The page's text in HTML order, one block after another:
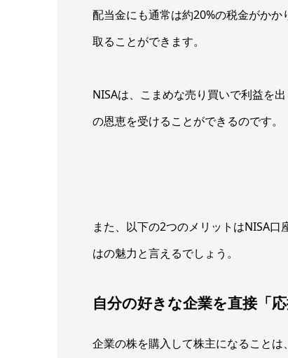
配当金にも通常は約20%の税金がか
取ることができます。
NISAは、こまめな売り買いで利益を
の恩恵を受けることができるのです。
また、以下の2つのメリットはNISA
はの魅力と言えるでしょう。
自分の好きな企業を直接「
企業の株を購入して株主になること